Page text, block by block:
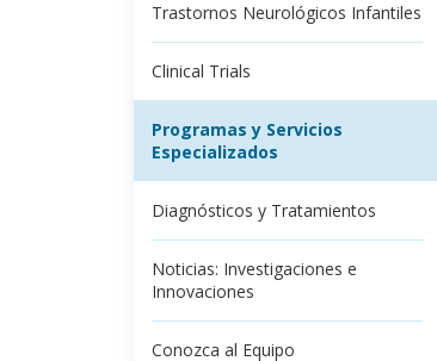
Trastornos Neurológicos Infantiles
Clinical Trials
Programas y Servicios
Especializados
Diagnósticos y Tratamientos
Noticias: Investigaciones e
Innovaciones
Conozca al Equipo